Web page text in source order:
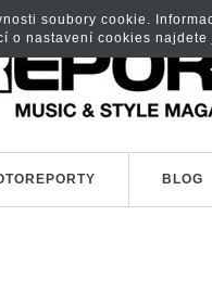
BLOG
soubory cookie.
o nastavení cookies najdete